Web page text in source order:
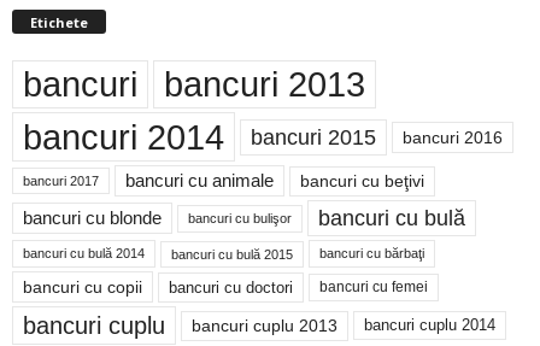
Etichete
bancuri bancuri 2013
bancuri 2014 bancuri 2015 bancuri 2016
bancuri 2017 bancuri cu animale bancuri cu beţivi
bancuri cu blonde bancuri cu bulişor bancuri cu bulă
bancuri cu bulă 2014 bancuri cu bulă 2015 bancuri cu bărbaţi
bancuri cu copii bancuri cu doctori bancuri cu femei
bancuri cuplu bancuri cuplu 2013 bancuri cuplu 2014